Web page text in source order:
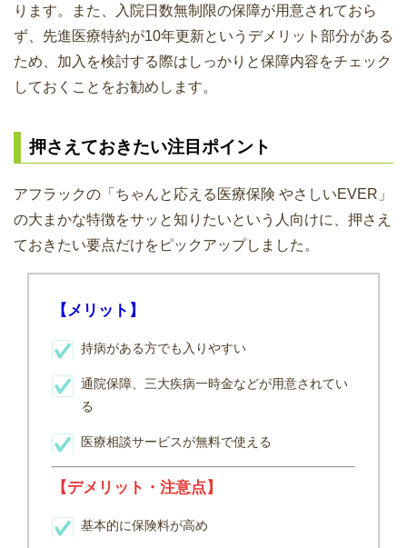
ります。また、入院日数無制限の保障が用意されておら
ず、先進医療特約が10年更新というデメリット部分がある
ため、加入を検討する際はしっかりと保障内容をチェック
しておくことをお勧めします。
押さえておきたい注目ポイント
アフラックの「ちゃんと応える医療保険 やさしいEVER」
の大まかな特徴をサッと知りたいという人向けに、押さえ
ておきたい要点だけをピックアップしました。
【メリット】
持病がある方でも入りやすい
通院保障、三大疾病一時金などが用意されてい
る
医療相談サービスが無料で使える
【デメリット・注意点】
基本的に保険料が高め